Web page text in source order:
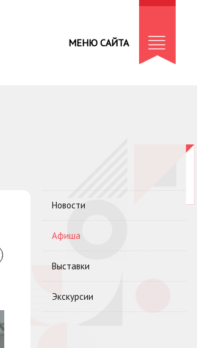
МЕНЮ САЙТА
Новости
Афиша
Выставки
Экскурсии